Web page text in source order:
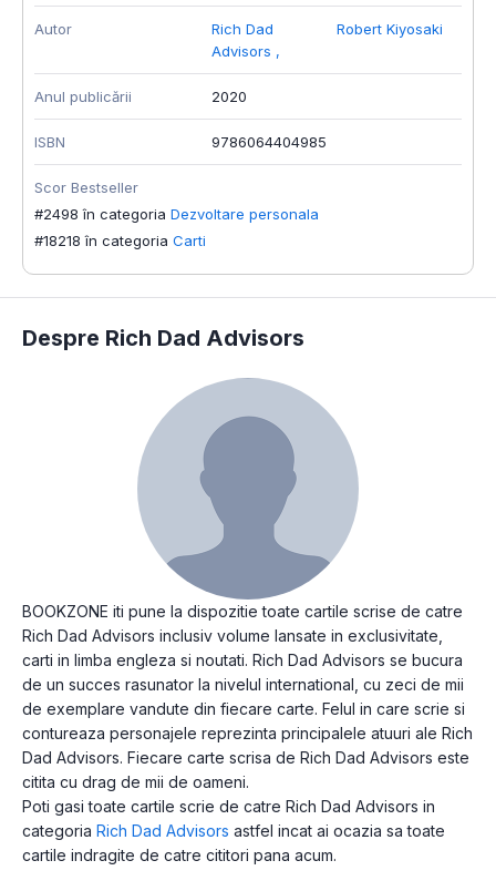
Autor
Rich Dad
Advisors ,
Robert Kiyosaki
Anul publicării 2020
ISBN 9786064404985
Scor Bestseller
#2498 în categoria Dezvoltare personala
#18218 în categoria Carti
Despre Rich Dad Advisors
BOOKZONE iti pune la dispozitie toate cartile scrise de catre
Rich Dad Advisors inclusiv volume lansate in exclusivitate,
carti in limba engleza si noutati. Rich Dad Advisors se bucura
de un succes rasunator la nivelul international, cu zeci de mii
de exemplare vandute din fiecare carte. Felul in care scrie si
contureaza personajele reprezinta principalele atuuri ale Rich
Dad Advisors. Fiecare carte scrisa de Rich Dad Advisors este
citita cu drag de mii de oameni.
Poti gasi toate cartile scrie de catre Rich Dad Advisors in
categoria Rich Dad Advisors astfel incat ai ocazia sa toate
cartile indragite de catre cititori pana acum.